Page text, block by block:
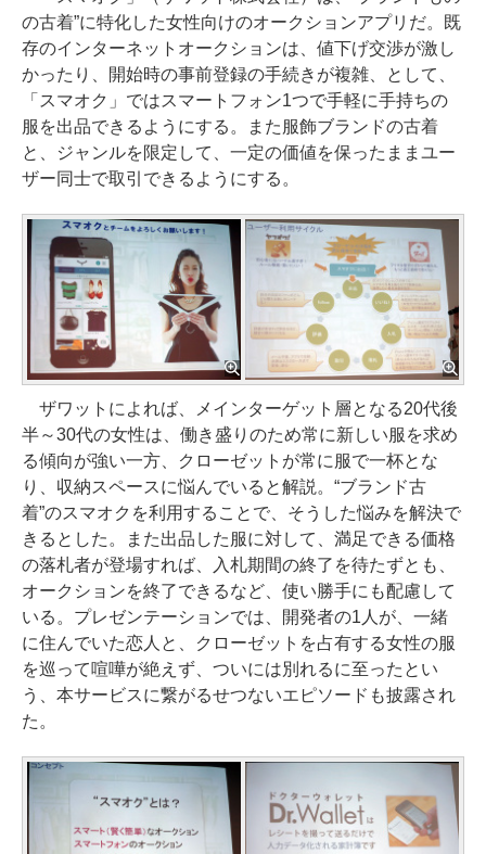
の古着”に特化した女性向けのオークションアプリだ。既
存のインターネットオークションは、値下げ交渉が激し
かったり、開始時の事前登録の手続きが複雑、として、
「スマオク」ではスマートフォン1つで手軽に手持ちの
服を出品できるようにする。また服飾ブランドの古着
と、ジャンルを限定して、一定の価値を保ったままユー
ザー同士で取引できるようにする。
ザワットによれば、メインターゲット層となる20代後
半～30代の女性は、働き盛りのため常に新しい服を求め
る傾向が強い一方、クローゼットが常に服で一杯とな
り、収納スペースに悩んでいると解説。“ブランド古
着”のスマオクを利用することで、そうした悩みを解決で
きるとした。また出品した服に対して、満足できる価格
の落札者が登場すれば、入札期間の終了を待たずとも、
オークションを終了できるなど、使い勝手にも配慮して
いる。プレゼンテーションでは、開発者の1人が、一緒
に住んでいた恋人と、クローゼットを占有する女性の服
を巡って喧嘩が絶えず、ついには別れるに至ったとい
う、本サービスに繋がるせつないエピソードも披露され
た。